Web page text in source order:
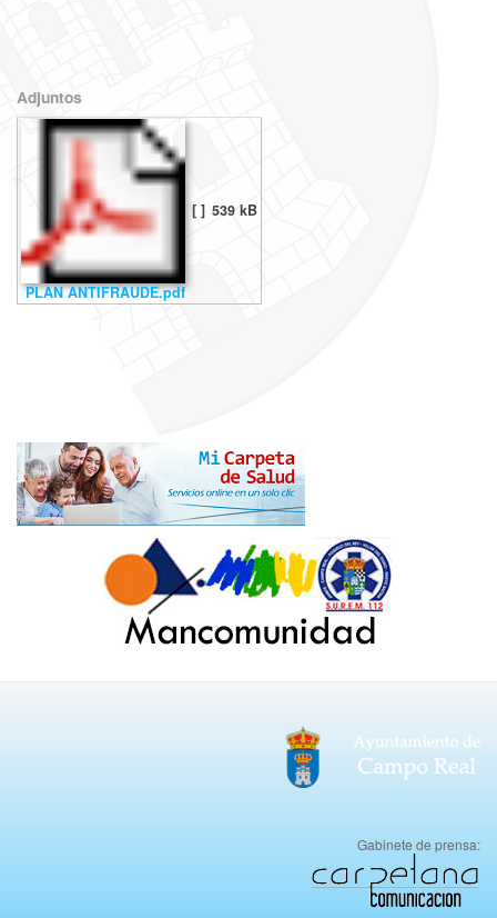
Adjuntos
PLAN ANTIFRAUDE.pdf
[ ] 539 kB
Gabinete de prensa: